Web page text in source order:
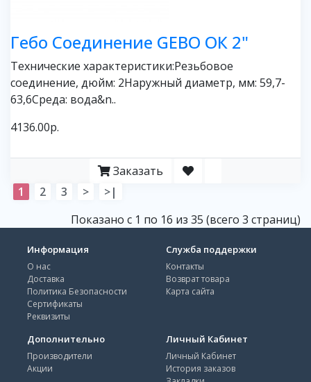
Гебо Соединение GEBO ОК 2"
Технические характеристики:Резьбовое
соединение, дюйм: 2Наружный диаметр, мм: 59,7-
63,6Среда: вода&n..
4136.00р.
Заказать
1
2 3 >
>|
Показано с 1 по 16 из 35 (всего 3 страниц)
Информация
О нас
Доставка
Политика Безопасности
Сертификаты
Реквизиты
Служба поддержки
Контакты
Возврат товара
Карта сайта
Дополнительно
Производители
Акции
Личный Кабинет
Личный Кабинет
История заказов